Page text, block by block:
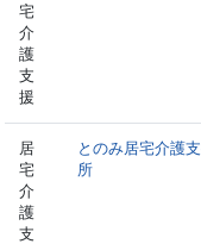
宅
介
護
支
援
居
宅
介
護
支
とのみ居宅介護
所